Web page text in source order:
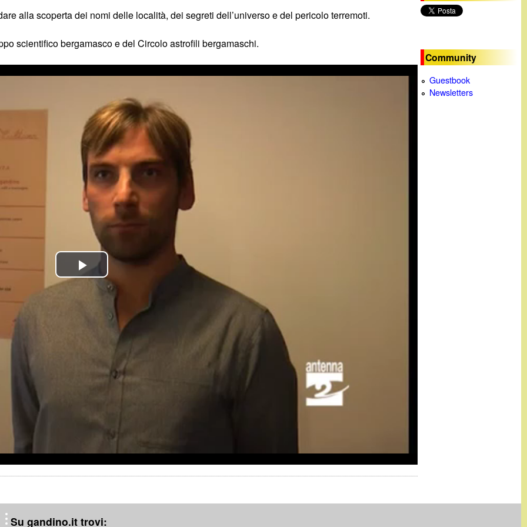
alla scoperta dei nomi delle località, dei segreti dell’universo e del pericolo terremoti.
scientifico bergamasco e del Circolo astrofili bergamaschi.
P
l
V
e
Community
Guestbook
Newsletters
Su gandino.it trovi: